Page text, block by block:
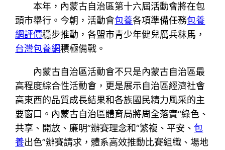
本年，內蒙古自治區第十六屆活動會將在包
頭市舉行。今朝，活動會包養各項準備任務包養
網評價穩步推動，各盟市青少年健兒厲兵秣馬，
台灣包養網積極備戰。
內蒙古自治區活動會不只是內蒙古自治區最
高程度綜合性活動會，更是展示自治區經濟社會
高東西的品質成長結果和各族國民精力風采的主
要窗口。內蒙古自治區體育局將周全落實“綠色、
共享、開放、廉明”辦賽理念和“繁複、平安、包
養出色”辦賽請求，體系高效推動比賽組織、場地